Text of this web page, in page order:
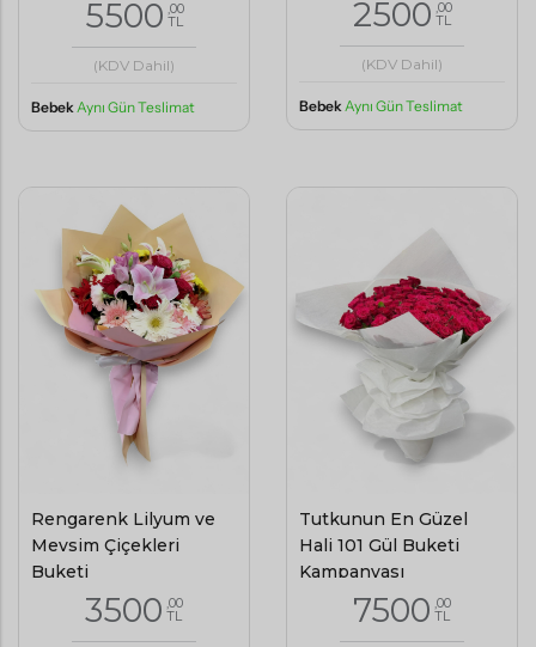
5500 ,00
TL
(KDV Dahil)
BebekAynı Gün Teslimat
2500 ,00
TL
(KDV Dahil)
Bebek Aynı Gün Teslimat
Rengarenk Lilyum ve
Mevsim Çiçekleri
Buketi
3500 ,00
TL
Tutkunun En Güzel
Hali 101 Gül Buketi
Kampanyası
7500 ,00
TL